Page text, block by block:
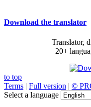
Download the translator
Translator,
20+
to top
Terms | Full version | ©
Select a language